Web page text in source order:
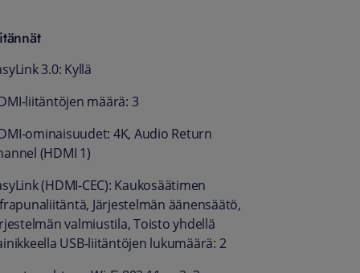
3.0: Kyllä
liitäntöjen määrä: 3
ominaisuudet: 4K, Audio Return
(HDMI 1)
(HDMI-CEC): Kaukosäätimen
Järjestelmän äänensäätö,
valmiustila, Toisto yhdellä
USB-liitäntöjen lukumäärä: 2